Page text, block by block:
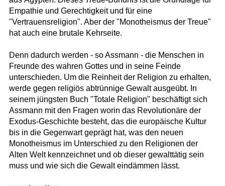
Empathie und Gerechtigkeit und für eine
"Vertrauensreligion". Aber der "Monotheismus der Treue"
hat auch eine brutale Kehrseite.
Denn dadurch werden - so Assmann - die Menschen in
Freunde des wahren Gottes und in seine Feinde
unterschieden. Um die Reinheit der Religion zu erhalten,
werde gegen religiös abtrünnige Gewalt ausgeübt. In
seinem jüngsten Buch "Totale Religion" beschäftigt sich
Assmann mit den Fragen worin das Revolutionäre der
Exodus-Geschichte besteht, das die europäische Kultur
bis in die Gegenwart geprägt hat, was den neuen
Monotheismus im Unterschied zu den Religionen der
Alten Welt kennzeichnet und ob dieser gewalttätig sein
muss und wie sich die Gewalt eindämmen lässt.